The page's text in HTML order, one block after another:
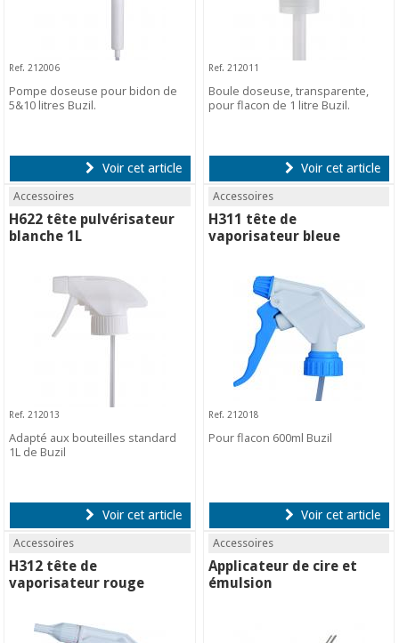
Ref. 212006
Pompe doseuse pour bidon de
5&10 litres Buzil.
Voir cet article
Ref. 212011
Boule doseuse, transparente,
pour flacon de 1 litre Buzil.
Voir cet article
Accessoires
H622 tête pulvérisateur
blanche 1L
Ref. 212013
Adapté aux bouteilles standard
1L de Buzil
Voir cet article
Accessoires
H311 tête de
vaporisateur bleue
Ref. 212018
Pour flacon 600ml Buzil
Voir cet article
Accessoires
H312 tête de
vaporisateur rouge
Accessoires
Applicateur de cire et
émulsion